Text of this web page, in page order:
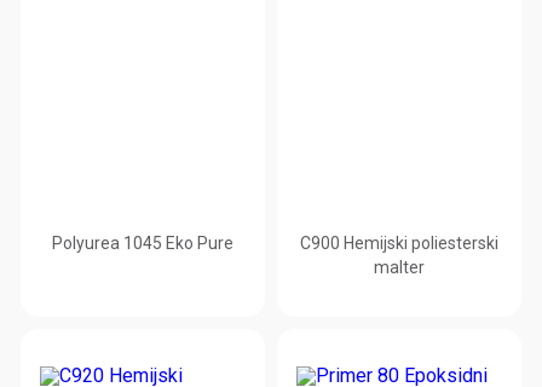
Polyurea 1045 Eko Pure
C900 Hemijski poliesterski
malter